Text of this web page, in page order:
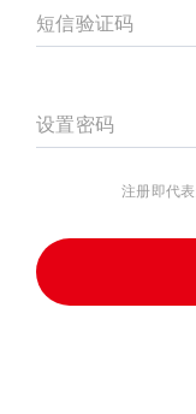
短信验证码
设置密码
注册即代